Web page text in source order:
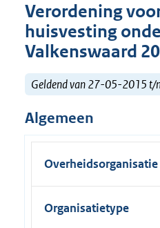
Verordening
huisvesting
Valkenswaard
Geldend van 27-05-2015
Algemeen
Overheidsorganisatie
Organisatietype